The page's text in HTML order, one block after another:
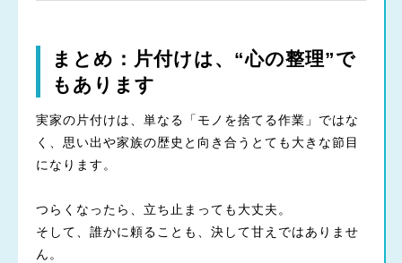
まとめ：片付けは、“心の整理”で
もあります
実家の片付けは、単なる「モノを捨てる作業」ではな
く、思い出や家族の歴史と向き合うとても大きな節目
になります。
つらくなったら、立ち止まっても大丈夫。
そして、誰かに頼ることも、決して甘えではありませ
ん。